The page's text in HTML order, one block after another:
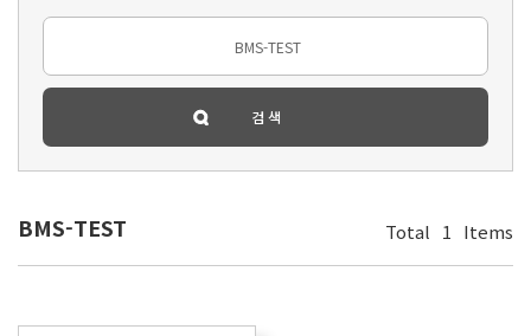
BMS-TEST Total 1 Items